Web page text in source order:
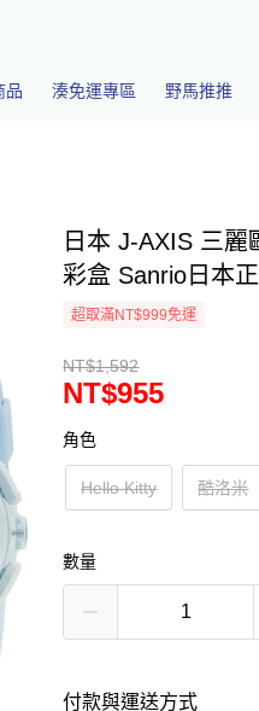
品 湊免運專區 野馬推推
日本 J-AXIS 三
彩盒 Sanrio日本
超取滿NT$999免運
NT$1,592
NT$955
角色
Hello Kitty 酷洛米
數量
付款與運送方式